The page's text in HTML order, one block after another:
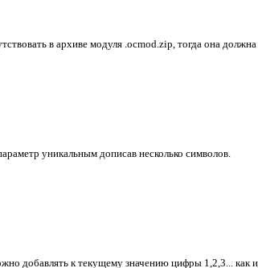
в архиве модуля .ocmod.zip, тогда она должна
уникальным дописав несколько символов.
добавлять к текущему значению цифры 1,2,3... как